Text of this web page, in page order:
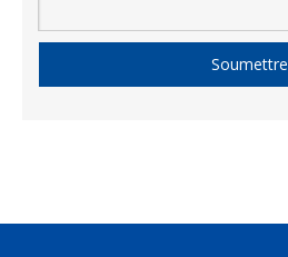
Soumettre